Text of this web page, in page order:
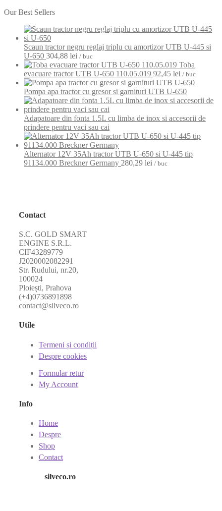
Our Best Sellers
Scaun tractor negru reglaj triplu cu amortizor UTB U-445 si
U-650 304,88 lei / buc
Toba
evacuare tractor UTB U-650 110.05.019 92,45 lei / buc
Pompa apa tractor cu gresor si garnituri UTB U-650
Adapatoare din fonta 1.5L cu limba de inox si accesorii de
prindere pentru vaci sau cai
Alternator 12V 35Ah tractor UTB U-650 si U-445 tip
91134.000 Breckner Germany 280,29 lei / buc
Contact
S.C. GOLD SMART
ENGINE S.R.L.
CIF43289779
J2020002082291
Str. Rudului, nr.20,
100024
Ploiești, Prahova
(+4)0736891898
contact@silveco.ro
Utile
Termeni și condiții
Despre cookies
Formular retur
My Account
Info
Home
Despre
Shop
Contact
silveco.ro